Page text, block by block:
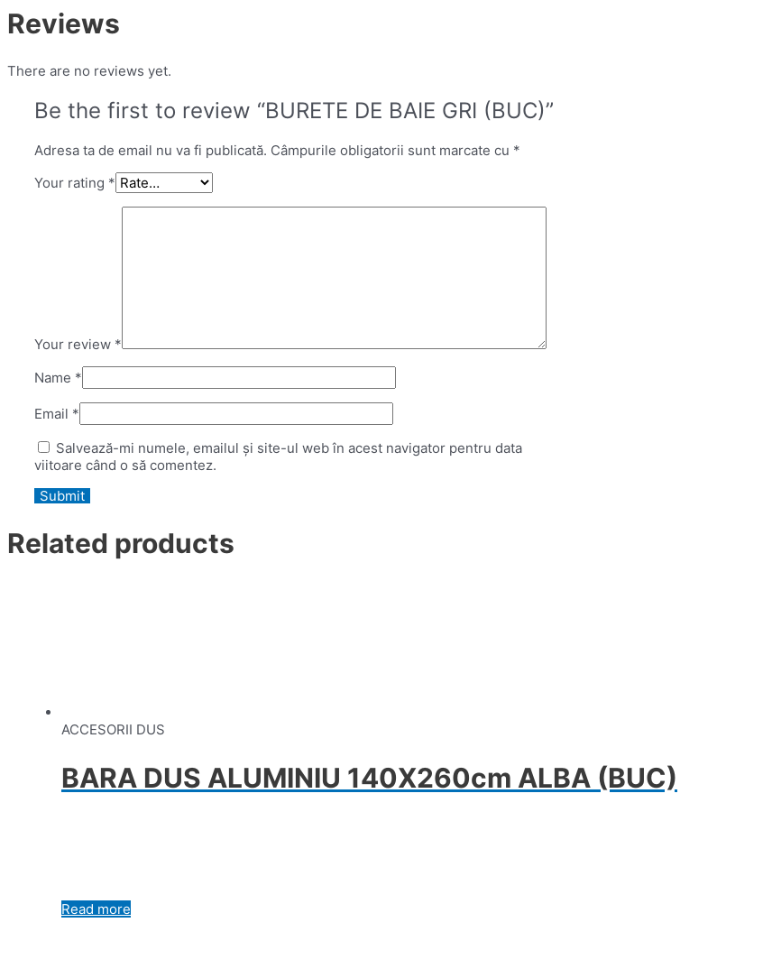
Reviews
There are no reviews yet.
Be the first to review “BURETE DE BAIE GRI (BUC)”
Adresa ta de email nu va fi publicată. Câmpurile obligatorii sunt marcate cu *
Your rating *
Your review *
Name *
Email *
Salvează-mi numele, emailul și site-ul web în acest navigator pentru data
viitoare când o să comentez.
Related products
ACCESORII DUS
BARA DUS ALUMINIU 140X260cm ALBA (BUC)
Read more